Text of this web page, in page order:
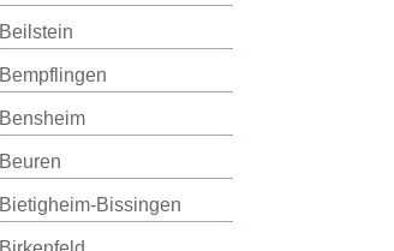
Beilstein
Bempflingen
Bensheim
Beuren
Bietigheim-Bissingen